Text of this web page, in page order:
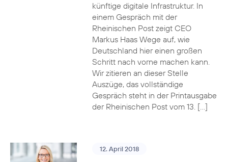
künftige digitale Infrastruktur. In
einem Gespräch mit der
Rheinischen Post zeigt CEO
Markus Haas Wege auf, wie
Deutschland hier einen großen
Schritt nach vorne machen kann.
Wir zitieren an dieser Stelle
Auszüge, das vollständige
Gespräch steht in der Printausgabe
der Rheinischen Post vom 13. […]
12. April 2018